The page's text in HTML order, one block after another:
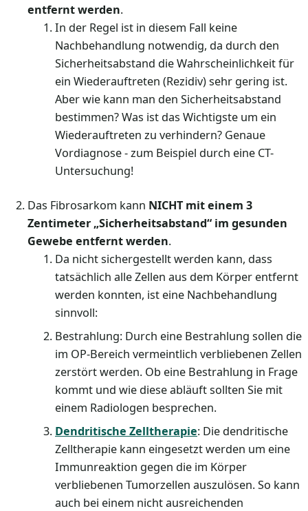
entfernt werden.
In der Regel ist in diesem Fall keine
Nachbehandlung notwendig, da durch den
Sicherheitsabstand die Wahrscheinlichkeit für
ein Wiederauftreten (Rezidiv) sehr gering ist.
Aber wie kann man den Sicherheitsabstand
bestimmen? Was ist das Wichtigste um ein
Wiederauftreten zu verhindern? Genaue
Vordiagnose - zum Beispiel durch eine CT-
Untersuchung!
Das Fibrosarkom kann NICHT mit einem 3
Zentimeter „Sicherheitsabstand“ im gesunden
Gewebe entfernt werden.
Da nicht sichergestellt werden kann, dass
tatsächlich alle Zellen aus dem Körper entfernt
werden konnten, ist eine Nachbehandlung
sinnvoll:
Bestrahlung: Durch eine Bestrahlung sollen die
im OP-Bereich vermeintlich verbliebenen Zellen
zerstört werden. Ob eine Bestrahlung in Frage
kommt und wie diese abläuft sollten Sie mit
einem Radiologen besprechen.
Dendritische Zelltherapie: Die dendritische
Zelltherapie kann eingesetzt werden um eine
Immunreaktion gegen die im Körper
verbliebenen Tumorzellen auszulösen. So kann
auch bei einem nicht ausreichenden